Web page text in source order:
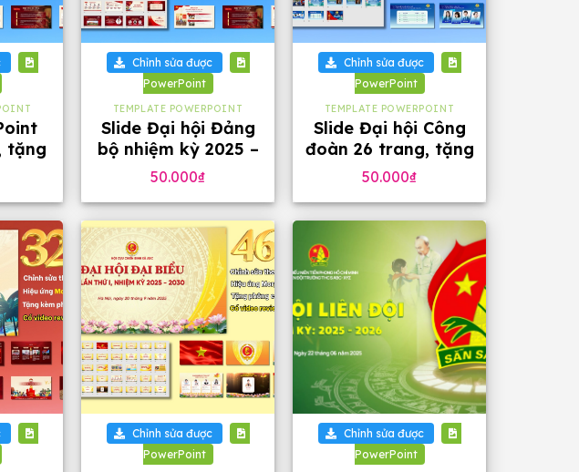
tặng
+
Chỉnh sửa được
PowerPoint
TEMPLATE POWERPOINT
Slide Đại hội Đảng
bộ nhiệm kỳ 2025 –
2030 tặng phông
50.000₫
+
Chỉnh sửa được
PowerPoint
TEMPLATE POWERPOINT
Slide Đại hội Công
đoàn 26 trang, tặng
phông chữ đẹp
50.000₫
+
Chỉnh sửa được
PowerPoint
+
Chỉnh sửa được
PowerPoint